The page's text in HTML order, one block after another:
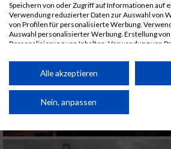
Speichern von oder Zugriff auf Informationen auf
Verwendung reduzierter Daten zur Auswahl von
von Profilen für personalisierte Werbung.
Auswahl personalisierter Werbung. Erstellung
Personalisierung von Inhalten. Verwendung von
Performance von Inhalten. Analyse von
Kombinationen von Daten aus verschiedenen
von Inhalten.
Daten können außerhalb der Europäischen Union
Website/App.
Alle akzeptieren
Nein, anpassen